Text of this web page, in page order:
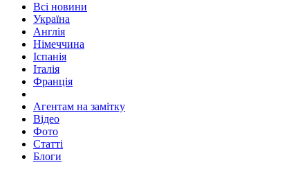
Всі новини
Україна
Англія
Німеччина
Іспанія
Італія
Франція
Агентам на замітку
Відео
Фото
Статті
Блоги